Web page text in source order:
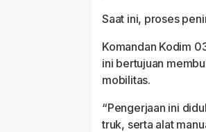
Saat ini, proses
Komandan Kodim
ini bertujuan
mobilitas.
“Pengerjaan ini
truk, serta alat